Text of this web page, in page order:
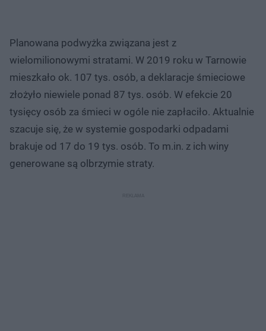
Planowana podwyżka związana jest z
wielomilionowymi stratami. W 2019 roku w Tarnowie
mieszkało ok. 107 tys. osób, a deklaracje śmieciowe
złożyło niewiele ponad 87 tys. osób. W efekcie 20
tysięcy osób za śmieci w ogóle nie zapłaciło. Aktualnie
szacuje się, że w systemie gospodarki odpadami
brakuje od 17 do 19 tys. osób. To m.in. z ich winy
generowane są olbrzymie straty.